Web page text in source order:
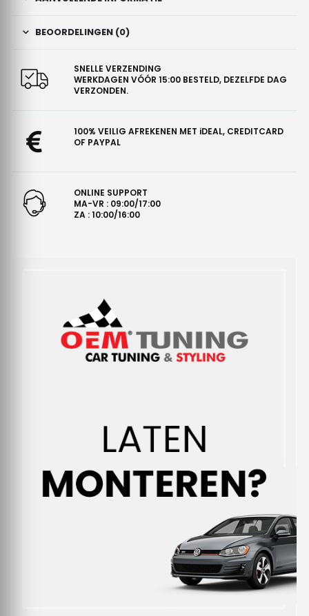
BEOORDELINGEN (0)
SNELLE VERZENDING
WERKDAGEN VÓÓR 15:00 BESTELD, DEZELFDE DAG
VERZONDEN.
100% VEILIG AFREKENEN MET iDEAL, CREDITCARD
OF PAYPAL
ONLINE SUPPORT
MA-VR : 09:00/17:00
ZA : 10:00/16:00